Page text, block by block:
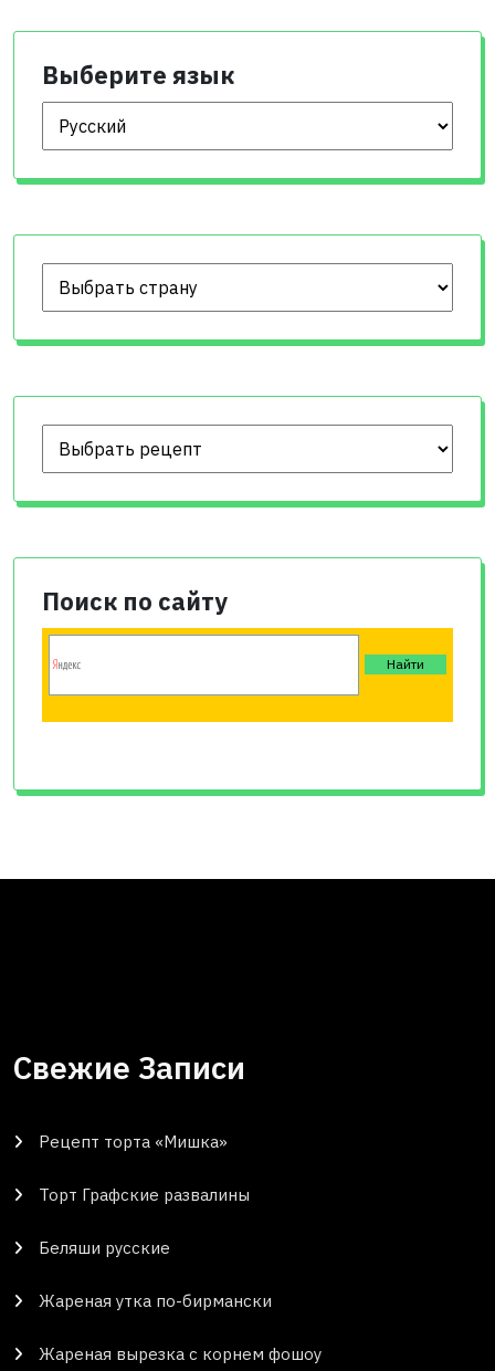
Выберите язык
Выберите язык
Поиск по сайту
Свежие Записи
Рецепт торта «Мишка»
Торт Графские развалины
Беляши русские
Жареная утка по-бирмански
Жареная вырезка с корнем фошоу